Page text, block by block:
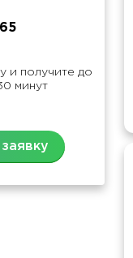
и получите до
минут